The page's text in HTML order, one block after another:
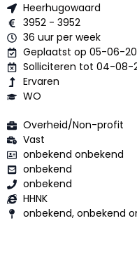
Heerhugowaard
3952 - 3952
36 uur per week
Geplaatst op 05-06-
Solliciteren tot 04-08-
Ervaren
WO
Overheid/Non-profit
Vast
onbekend onbekend
onbekend
onbekend
HHNK
onbekend, onbekend